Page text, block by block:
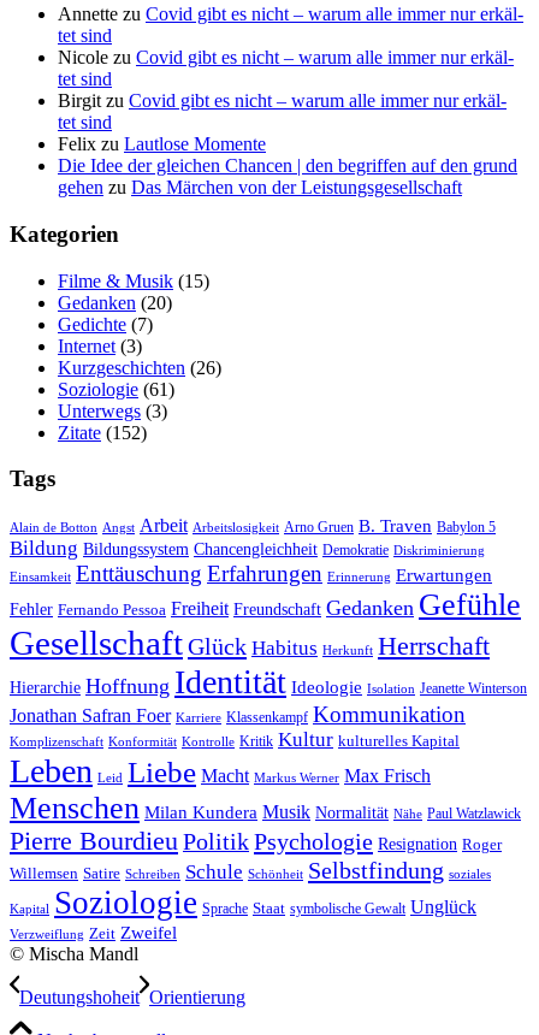
Annette zu Covid gibt es nicht – war­um alle immer nur erkäl­
tet sind
Nicole zu Covid gibt es nicht – war­um alle immer nur erkäl­
tet sind
Birgit zu Covid gibt es nicht – war­um alle immer nur erkäl­
tet sind
Felix zu Laut­lo­se Momente
Die Idee der gleichen Chancen | den begriffen auf den grund
gehen zu Das Mär­chen von der Leistungsgesellschaft
Kate­go­rien
Filme & Musik (15)
Gedanken (20)
Gedichte (7)
Internet (3)
Kurzgeschichten (26)
Soziologie (61)
Unterwegs (3)
Zitate (152)
Tags
Alain de Botton Angst Arbeit Arbeitslosigkeit Arno Gruen B. Traven Babylon 5
Bildung Bildungssystem Chancengleichheit Demokratie Diskriminierung
Einsamkeit Enttäuschung Erfahrungen Erinnerung Erwartungen
Fehler Fernando Pessoa Freiheit Freundschaft Gedanken Gefühle
GesellschaftGlück Habitus Herkunft Herrschaft
Hierarchie Hoffnung Identität Ideologie Isolation Jeanette Winterson
Jonathan Safran Foer Karriere Klassenkampf Kommunikation
Komplizenschaft Konformität Kontrolle Kritik Kultur kulturelles Kapital
Leben Leid Liebe Macht Markus Werner Max Frisch
Menschen Milan Kundera Musik Normalität Nähe Paul Watzlawick
Pierre BourdieuPolitikPsychologie Resignation Roger
Willemsen Satire Schreiben Schule Schönheit Selbstfindung soziales
Kapital Soziologie Sprache Staat symbolische Gewalt Unglück
Verzweiflung Zeit Zweifel
© Mischa Mandl
Deu­tungs­ho­heit Ori­en­tie­rung